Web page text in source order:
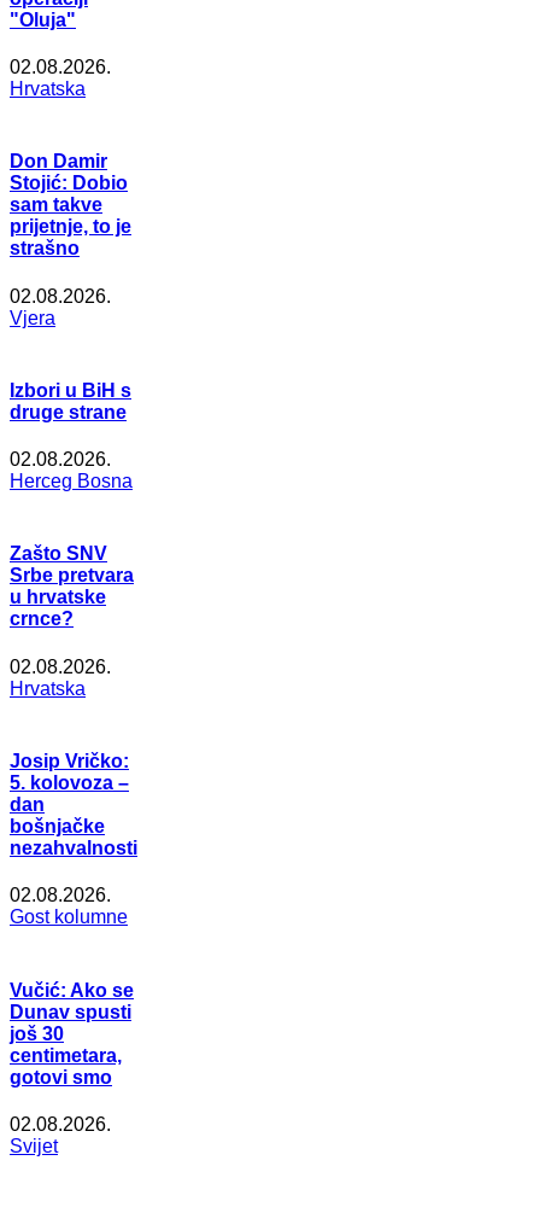
"Oluja"
02.08.2026.
Hrvatska
Don Damir
Stojić: Dobio
sam takve
prijetnje, to je
strašno
02.08.2026.
Vjera
Izbori u BiH s
druge strane
02.08.2026.
Herceg Bosna
Zašto SNV
Srbe pretvara
u hrvatske
crnce?
02.08.2026.
Hrvatska
Josip Vričko:
5. kolovoza –
dan
bošnjačke
nezahvalnosti
02.08.2026.
Gost kolumne
Vučić: Ako se
Dunav spusti
još 30
centimetara,
gotovi smo
02.08.2026.
Svijet